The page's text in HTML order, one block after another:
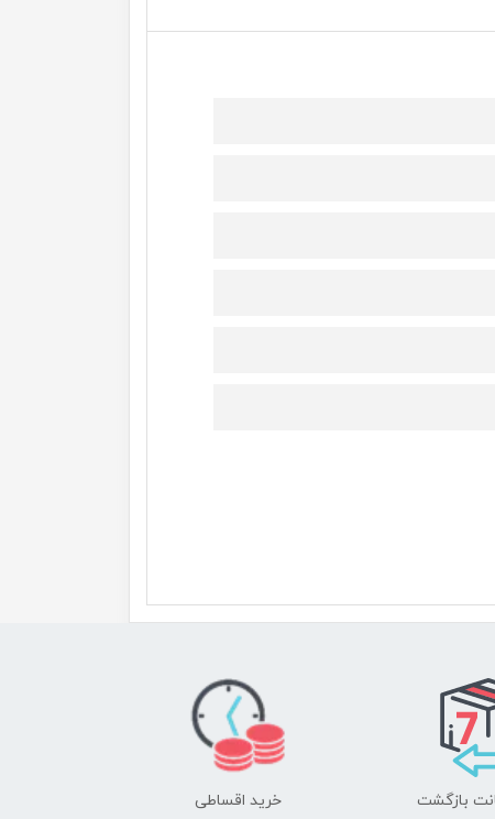
خرید اقساطی